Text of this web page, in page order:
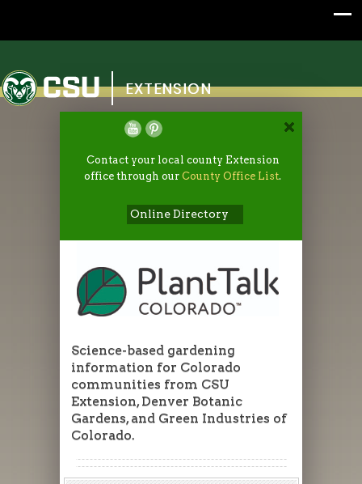
Colorado State University
EXTENSION
Contact your local county Extension
office through ourCounty Office List.
Online Directory
Science-based gardening
information for Colorado
communities from CSU
Extension, Denver Botanic
Gardens, and Green Industries of
Colorado.